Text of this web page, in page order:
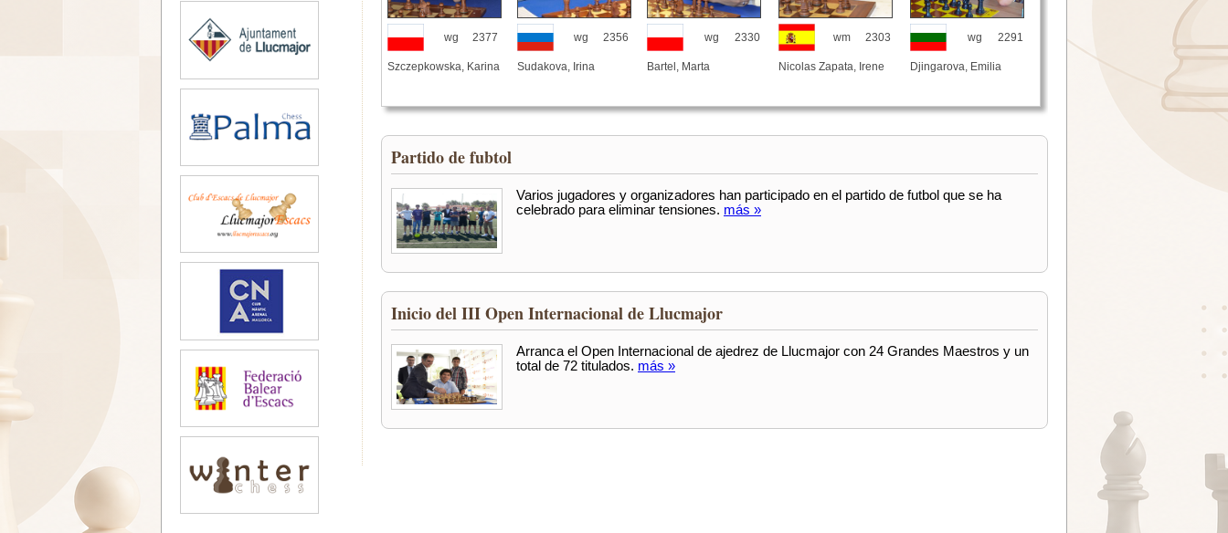
wg 2377 wg 2356 wg 2330 wm 2303 wg 2291
Szczepkowska, Karina Sudakova, Irina Bartel, Marta Nicolas Zapata, Irene Djingarova, Emilia
Partido de fubtol
Varios jugadores y organizadores han participado en el partido de futbol que se ha
celebrado para eliminar tensiones. más »
Inicio del III Open Internacional de Llucmajor
Arranca el Open Internacional de ajedrez de Llucmajor con 24 Grandes Maestros y un
total de 72 titulados. más »